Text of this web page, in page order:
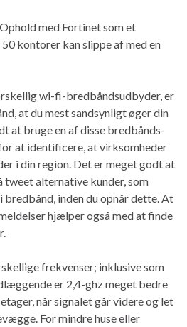
med Fortinet som et
kontorer kan slippe af med en
wi-fi-bredbåndsudbyder, er
at du mest sandsynligt øger din
at bruge en af ​​disse bredbånds-
at identificere, at virksomheder
i din region. Det er meget godt at
tweet alternative kunder, som
inden du opnår dette. At
hjælper også med at finde
frekvenser; inklusive som
er 2,4-ghz meget bedre
når signalet går videre og let
For mindre huse eller